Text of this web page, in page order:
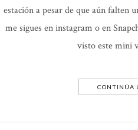
estación a pesar de que aún falten
me sigues en instagram o en
visto este mini
CONTINÚA